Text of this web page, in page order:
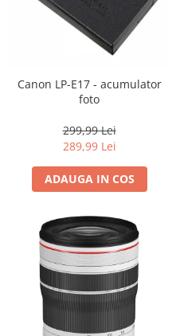
Canon LP-E17 - acumulator
foto
299,99 Lei
289,99 Lei
ADAUGA IN COS